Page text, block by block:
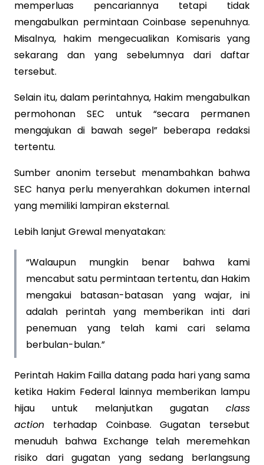
memperluas pencariannya tetapi tidak
mengabulkan permintaan Coinbase sepenuhnya.
Misalnya, hakim mengecualikan Komisaris yang
sekarang dan yang sebelumnya dari daftar
tersebut.
Selain itu, dalam perintahnya, Hakim mengabulkan
permohonan SEC untuk “secara permanen
mengajukan di bawah segel” beberapa redaksi
tertentu.
Sumber anonim tersebut menambahkan bahwa
SEC hanya perlu menyerahkan dokumen internal
yang memiliki lampiran eksternal.
Lebih lanjut Grewal menyatakan:
“Walaupun mungkin benar bahwa kami
mencabut satu permintaan tertentu, dan Hakim
mengakui batasan-batasan yang wajar, ini
adalah perintah yang memberikan inti dari
penemuan yang telah kami cari selama
berbulan-bulan.”
Perintah Hakim Failla datang pada hari yang sama
ketika Hakim Federal lainnya memberikan lampu
hijau untuk melanjutkan gugatan class
action terhadap Coinbase. Gugatan tersebut
menuduh bahwa Exchange telah meremehkan
risiko dari gugatan yang sedang berlangsung